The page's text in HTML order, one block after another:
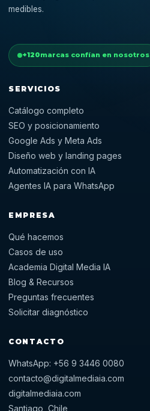
medibles.
+120marcas confían en nosotros
SERVICIOS
Catálogo completo
SEO y posicionamiento
Google Ads y Meta Ads
Diseño web y landing pages
Automatización con IA
Agentes IA para WhatsApp
EMPRESA
Qué hacemos
Casos de uso
Academia Digital Media IA
Blog & Recursos
Preguntas frecuentes
Solicitar diagnóstico
CONTACTO
WhatsApp: +56 9 3446 0080
contacto@digitalmediaia.com
digitalmediaia.com
Santiago, Chile